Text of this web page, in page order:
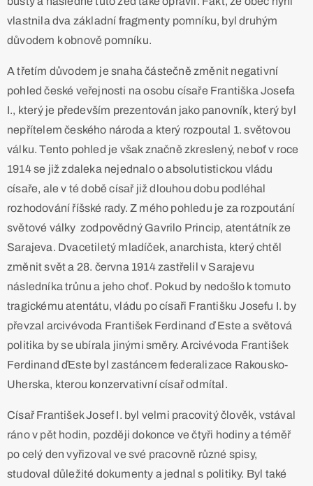
vlastnila dva základní fragmenty pomníku, byl druhým
důvodem k obnově pomníku.
A třetím důvodem je snaha částečně změnit negativní
pohled české veřejnosti na osobu císaře Františka Josefa
I., který je především prezentován jako panovník, který byl
nepřítelem českého národa a který rozpoutal 1. světovou
válku. Tento pohled je však značně zkreslený, neboť v roce
1914 se již zdaleka nejednalo o absolutistickou vládu
císaře, ale v té době císař již dlouhou dobu podléhal
rozhodování říšské rady. Z mého pohledu je za rozpoutání
světové války zodpovědný Gavrilo Princip, atentátník ze
Sarajeva. Dvacetiletý mladíček, anarchista, který chtěl
změnit svět a 28. června 1914 zastřelil v Sarajevu
následníka trůnu a jeho choť. Pokud by nedošlo k tomuto
tragickému atentátu, vládu po císaři Františku Josefu I. by
převzal arcivévoda František Ferdinand ď Este a světová
politika by se ubírala jinými směry. Arcivévoda František
Ferdinand ďEste byl zastáncem federalizace Rakousko-
Uherska, kterou konzervativní císař odmítal.
Císař František Josef I. byl velmi pracovitý člověk, vstával
ráno v pět hodin, později dokonce ve čtyři hodiny a téměř
po celý den vyřizoval ve své pracovně různé spisy,
studoval důležité dokumenty a jednal s politiky. Byl také